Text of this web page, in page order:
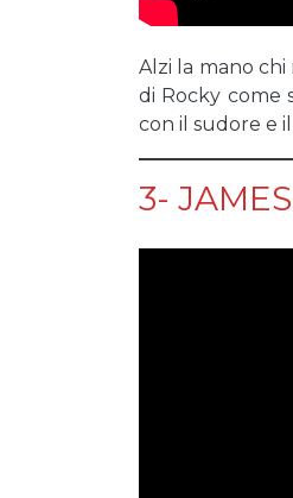
Alzi la mano
di Rocky come
con il sudore e
3-